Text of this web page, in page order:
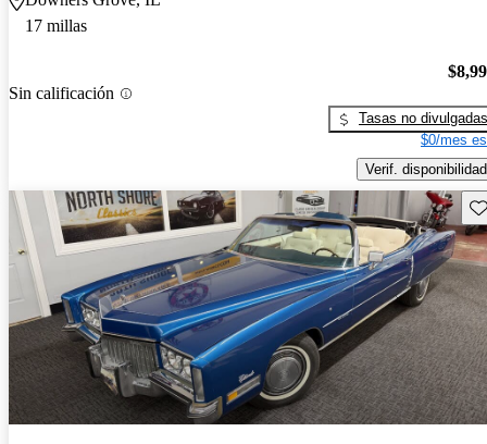
17 millas
Sin calificación
Tasas no divulgadas
$0/mes
Verif. disponibilidad